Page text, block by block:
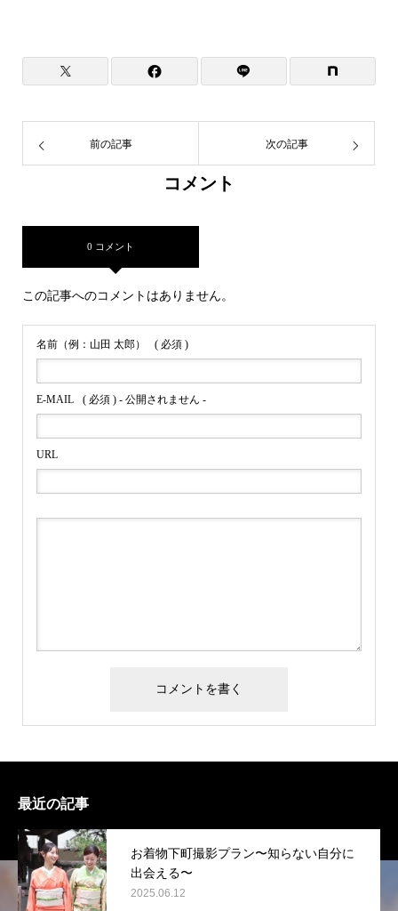
前の記事 次の記事
コメント
0 コメント
この記事へのコメントはありません。
名前（例：山田 太郎） ( 必須 )
E-MAIL ( 必須 ) - 公開されません -
URL
最近の記事
お着物下町撮影プラン〜知らない自分に
出会える〜
2025.06.12